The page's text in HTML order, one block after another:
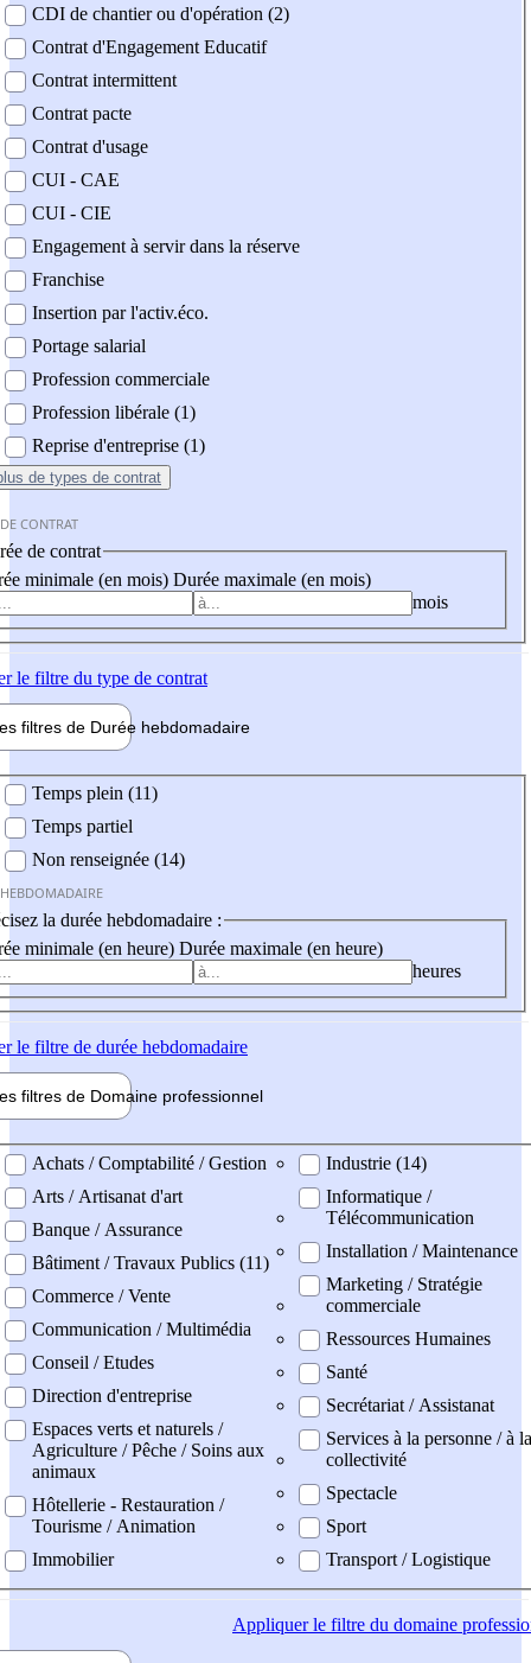
CDI de chantier ou d'opération (2)
Contrat d'Engagement Educatif
Contrat intermittent
Contrat pacte
Contrat d'usage
CUI - CAE
CUI - CIE
Engagement à servir dans la réserve
Franchise
Insertion par l'activ.éco.
Portage salarial
Profession commerciale
Profession libérale (1)
Reprise d'entreprise (1)
de types de contrat
CONTRAT
de contrat
minimale (en mois) Durée maximale (en mois)
mois
le filtre du type de contrat
filtres de Durée hebdomadaire
Temps plein (11)
Temps partiel
Non renseignée (14)
la durée hebdomadaire :
minimale (en heure) Durée maximale (en heure)
heures
le filtre de durée hebdomadaire
filtres de Domaine professionnel
professionel
Achats / Comptabilité / Gestion
Arts / Artisanat d'art
Banque / Assurance
Bâtiment / Travaux Publics (11)
Commerce / Vente
Communication / Multimédia
Conseil / Etudes
Direction d'entreprise
Espaces verts et naturels /
Agriculture / Pêche / Soins aux
animaux
Hôtellerie - Restauration /
Tourisme / Animation
Immobilier
Industrie (14)
Informatique /
Télécommunication
Installation / Maintenance
Marketing / Stratégie
commerciale
Ressources Humaines
Santé
Secrétariat / Assistanat
Services à la personne / à la
collectivité
Spectacle
Sport
Transport / Logistique
Appliquerle filtre du domaine